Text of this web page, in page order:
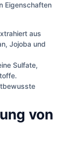
Eigenschaften
aus
Jojoba und
Sulfate,
von